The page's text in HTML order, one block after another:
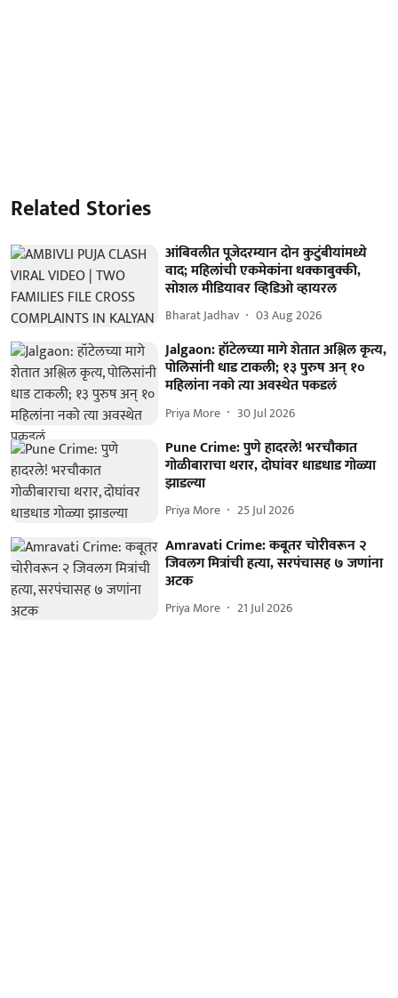
Related Stories
आंबिवलीत पूजेदरम्यान दोन कुटुंबीयांमध्ये
वाद; महिलांची एकमेकांना धक्काबुक्की,
सोशल मीडियावर व्हिडिओ व्हायरल
Bharat Jadhav 03 Aug 2026
Jalgaon: हॉटेलच्या मागे शेतात अश्लिल कृत्य,
पोलिसांनी धाड टाकली; १३ पुरुष अन् १०
महिलांना नको त्या अवस्थेत पकडलं
Priya More 30 Jul 2026
Pune Crime: पुणे हादरले! भरचौकात
गोळीबाराचा थरार, दोघांवर धाडधाड गोळ्या
झाडल्या
Priya More 25 Jul 2026
Amravati Crime: कबूतर चोरीवरून २
जिवलग मित्रांची हत्या, सरपंचासह ७ जणांना
अटक
Priya More 21 Jul 2026